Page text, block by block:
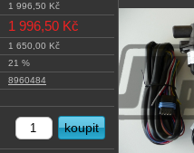
1 996,50 Kč
1 996,50 Kč
1 650,00 Kč
21 %
8960484